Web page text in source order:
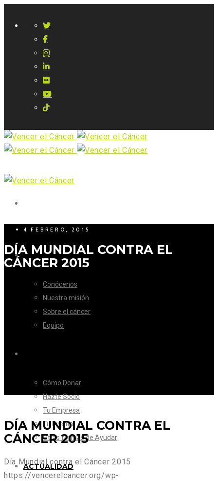
LA FUNDACIÓN
Conócenos
Nuestra misión
Sobre el cáncer
Equipo
Cómo Donar
Hazte Socio
Tu Empresa
Tu Evento
Otras formas de Ayudar
ACTUALIDAD
4 FEBRERO, 2015
DÍA MUNDIAL CONTRA EL
CÁNCER 2015
DÍA MUNDIAL CONTRA EL
CÁNCER 2015
Día Mundial contra el Cáncer 2015
https://vencerelcancer.org/wp-